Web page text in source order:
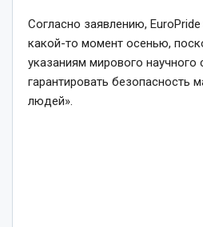
Согласно заявлению,
какой-то момент осенью,
указаниям мирового
гарантировать безопасность
людей».